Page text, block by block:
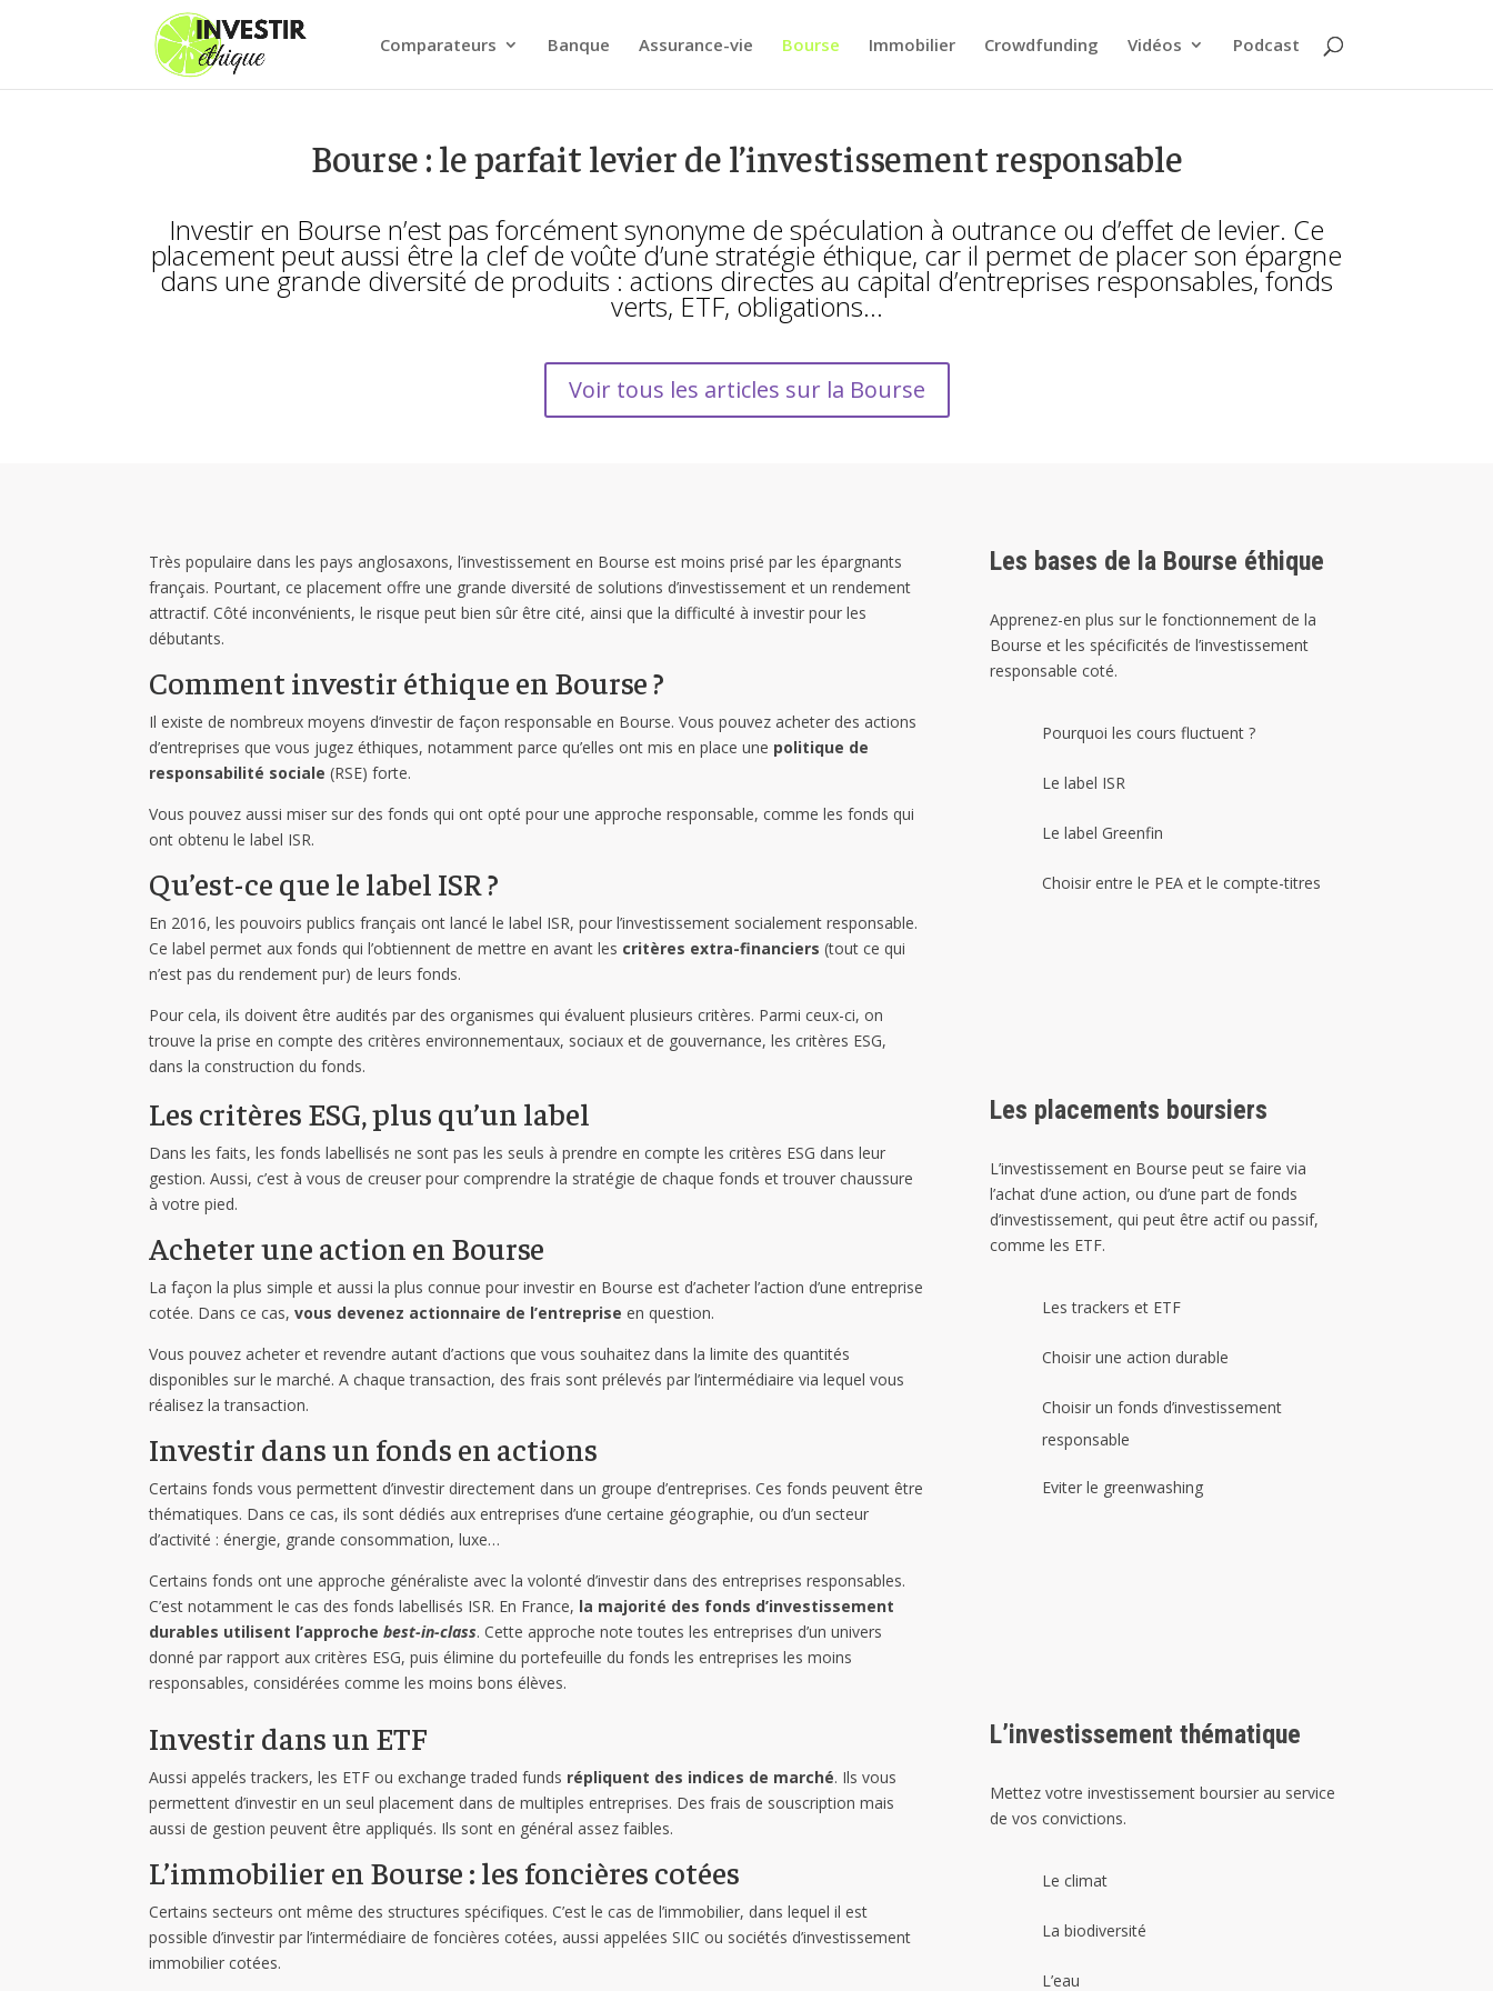
Comparateurs Banque Assurance-vie Bourse Immobilier Crowdfunding Vidéos Podcast
Bourse : le parfait levier de l’investissement responsable
Investir en Bourse n’est pas forcément synonyme de spéculation à outrance ou d’effet de levier. Ce
placement peut aussi être la clef de voûte d’une stratégie éthique, car il permet de placer son épargne
dans une grande diversité de produits : actions directes au capital d’entreprises responsables, fonds
verts, ETF, obligations…
Voir tous les articles sur la Bourse
Très populaire dans les pays anglosaxons, l’investissement en Bourse est moins prisé par les épargnants
français. Pourtant, ce placement offre une grande diversité de solutions d’investissement et un rendement
attractif. Côté inconvénients, le risque peut bien sûr être cité, ainsi que la difficulté à investir pour les
débutants.
Comment investir éthique en Bourse ?
Il existe de nombreux moyens d’investir de façon responsable en Bourse. Vous pouvez acheter des actions
d’entreprises que vous jugez éthiques, notamment parce qu’elles ont mis en place une politique de
responsabilité sociale (RSE) forte.
Vous pouvez aussi miser sur des fonds qui ont opté pour une approche responsable, comme les fonds qui
ont obtenu le label ISR.
Qu’est-ce que le label ISR ?
En 2016, les pouvoirs publics français ont lancé le label ISR, pour l’investissement socialement responsable.
Ce label permet aux fonds qui l’obtiennent de mettre en avant les critères extra-financiers (tout ce qui
n’est pas du rendement pur) de leurs fonds.
Pour cela, ils doivent être audités par des organismes qui évaluent plusieurs critères. Parmi ceux-ci, on
trouve la prise en compte des critères environnementaux, sociaux et de gouvernance, les critères ESG,
dans la construction du fonds.
Les bases de la Bourse éthique
Apprenez-en plus sur le fonctionnement de la
Bourse et les spécificités de l’investissement
responsable coté.
Pourquoi les cours fluctuent ?
Le label ISR
Le label Greenfin
Choisir entre le PEA et le compte-titres
Les critères ESG, plus qu’un label
Dans les faits, les fonds labellisés ne sont pas les seuls à prendre en compte les critères ESG dans leur
gestion. Aussi, c’est à vous de creuser pour comprendre la stratégie de chaque fonds et trouver chaussure
à votre pied.
Acheter une action en Bourse
La façon la plus simple et aussi la plus connue pour investir en Bourse est d’acheter l’action d’une entreprise
cotée. Dans ce cas,vous devenez actionnaire de l’entreprise en question.
Vous pouvez acheter et revendre autant d’actions que vous souhaitez dans la limite des quantités
disponibles sur le marché. A chaque transaction, des frais sont prélevés par l’intermédiaire via lequel vous
réalisez la transaction.
Investir dans un fonds en actions
Certains fonds vous permettent d’investir directement dans un groupe d’entreprises. Ces fonds peuvent être
thématiques. Dans ce cas, ils sont dédiés aux entreprises d’une certaine géographie, ou d’un secteur
d’activité : énergie, grande consommation, luxe…
Certains fonds ont une approche généraliste avec la volonté d’investir dans des entreprises responsables.
C’est notamment le cas des fonds labellisés ISR. En France, la majorité des fonds d’investissement
durables utilisent l’approchebest-in-class. Cette approche note toutes les entreprises d’un univers
donné par rapport aux critères ESG, puis élimine du portefeuille du fonds les entreprises les moins
responsables, considérées comme les moins bons élèves.
Les placements boursiers
L’investissement en Bourse peut se faire via
l’achat d’une action, ou d’une part de fonds
d’investissement, qui peut être actif ou passif,
comme les ETF.
Les trackers et ETF
Choisir une action durable
Choisir un fonds d’investissement
responsable
Eviter le greenwashing
Investir dans un ETF
Aussi appelés trackers, les ETF ou exchange traded funds répliquent des indices de marché. Ils vous
permettent d’investir en un seul placement dans de multiples entreprises. Des frais de souscription mais
aussi de gestion peuvent être appliqués. Ils sont en général assez faibles.
L’immobilier en Bourse : les foncières cotées
Certains secteurs ont même des structures spécifiques. C’est le cas de l’immobilier, dans lequel il est
possible d’investir par l’intermédiaire de foncières cotées, aussi appelées SIIC ou sociétés d’investissement
immobilier cotées.
L’investissement thématique
Mettez votre investissement boursier au service
de vos convictions.
Le climat
La biodiversité
L’eau